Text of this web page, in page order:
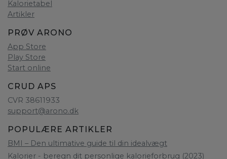
Kalorietabel
Artikler
PRØV ARONO
App Store
Play Store
Start online
CRUD APS
CVR 38611933
support@arono.dk
POPULÆRE ARTIKLER
BMI – Den ultimative guide til din idealvægt
Kalorier - beregn dit personlige kalorieforbrug (2023)